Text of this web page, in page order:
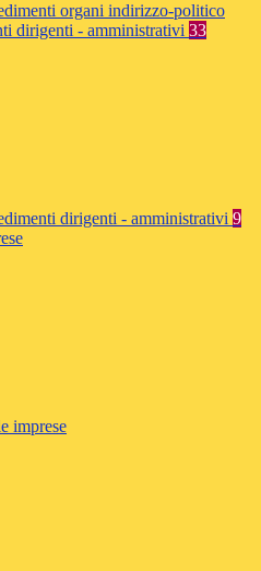
organi indirizzo-politico
dirigenti - amministrativi 33
dirigenti - amministrativi 9
imprese